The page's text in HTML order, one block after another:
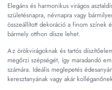
Elegáns és harmonikus virágos
születésnapra, névnapra vagy
összeállított dekoráció a finom színek
bármely otthon dísze lehet.
Az örökvirágoknak és tartós
megőrzi szépségét, így maradandó
számára. Ideális meglepetés
keresztanyának vagy akár